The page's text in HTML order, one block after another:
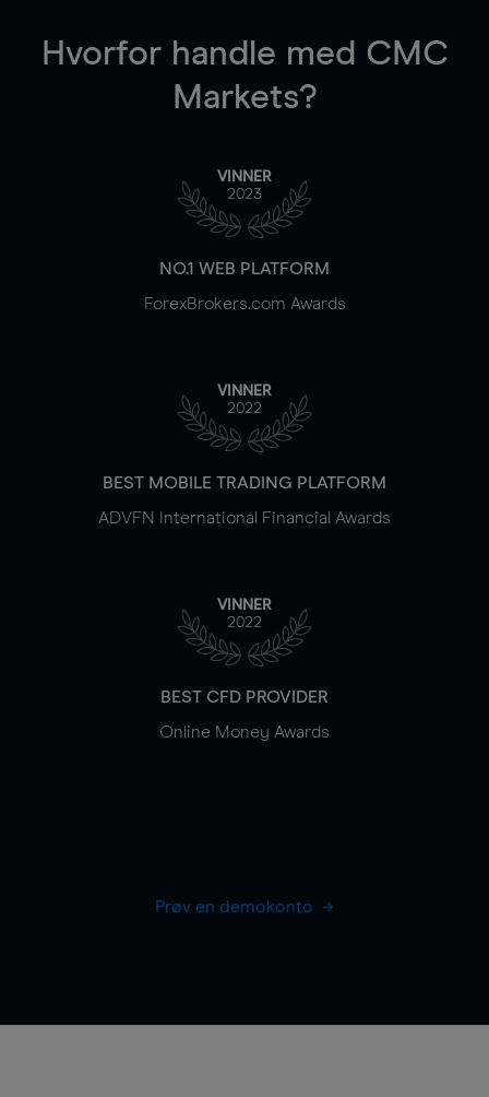
Hvorfor handle med CMC
Markets?
VINNER
2023
NO.1 WEB PLATFORM
ForexBrokers.com Awards
VINNER
2022
BEST MOBILE TRADING PLATFORM
ADVFN International Financial Awards
VINNER
2022
BEST CFD PROVIDER
Online Money Awards
Prøv en demokonto